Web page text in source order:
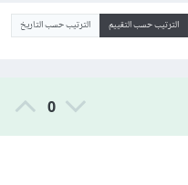
الترتيب حسب التقييم الترتيب حسب التاريخ
0